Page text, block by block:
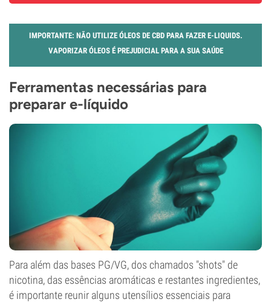
IMPORTANTE: NÃO UTILIZE ÓLEOS DE CBD PARA FAZER E-LIQUIDS.
VAPORIZAR ÓLEOS É PREJUDICIAL PARA A SUA SAÚDE
Ferramentas necessárias para
preparar e-líquido
Para além das bases PG/VG, dos chamados "shots" de
nicotina, das essências aromáticas e restantes ingredientes,
é importante reunir alguns utensílios essenciais para